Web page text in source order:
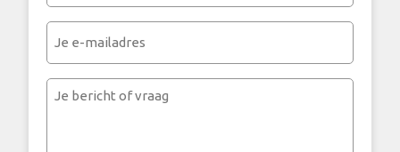
(Vereist)
mailadres
Je